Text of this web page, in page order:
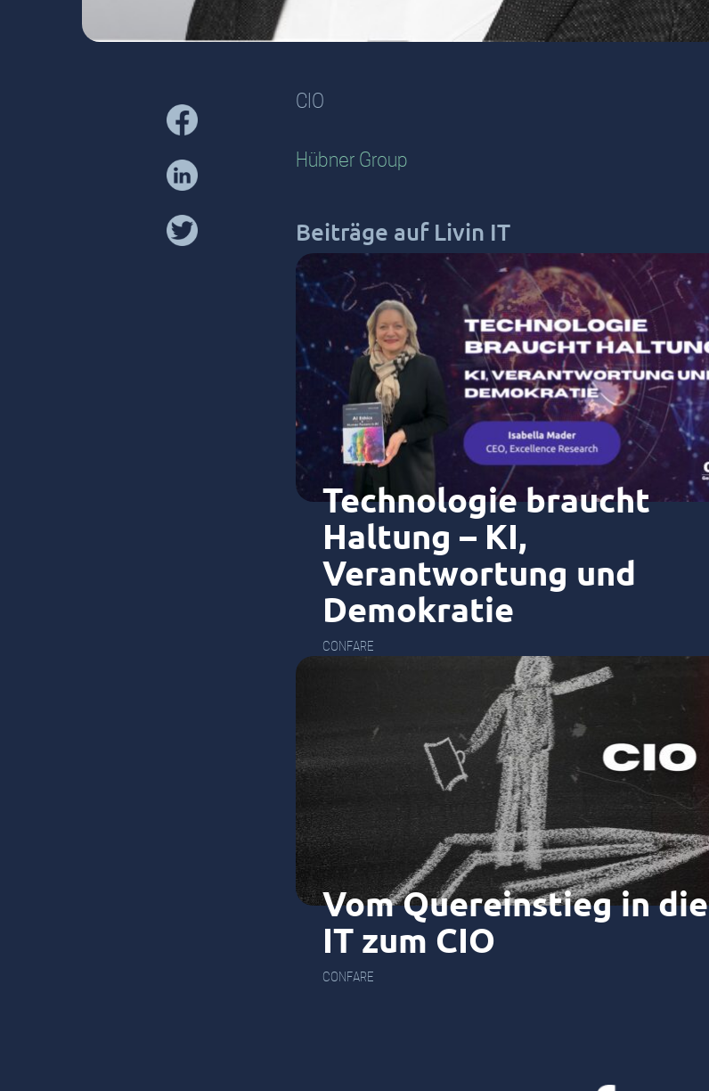
CIO
Hübner Group
Beiträge auf Livin IT
Technologie braucht
Haltung – KI,
Verantwortung und
Demokratie
CONFARE
Vom Quereinstieg in die
IT zum CIO
CONFARE